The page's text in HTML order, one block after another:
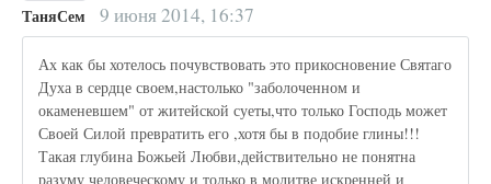
ТаняСем 9 июня 2014, 16:37
Ах как бы хотелось почувствовать это прикосновение Святаго
Духа в сердце своем,настолько "заболоченном и
окаменевшем" от житейской суеты,что только Господь может
Своей Силой превратить его ,хотя бы в подобие глины!!!
Такая глубина Божьей Любви,действительно не понятна
разуму человеческому и только в молитве искренней и